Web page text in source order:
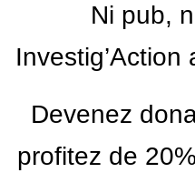
Ni pub,
Devenez
profitez de